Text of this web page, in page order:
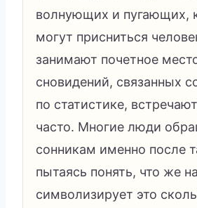
волнующих и пугающих,
могут присниться
занимают почетное
сновидений, связанных
по статистике,
часто. Многие люди
сонникам именно после
пытаясь понять, что же
символизирует это